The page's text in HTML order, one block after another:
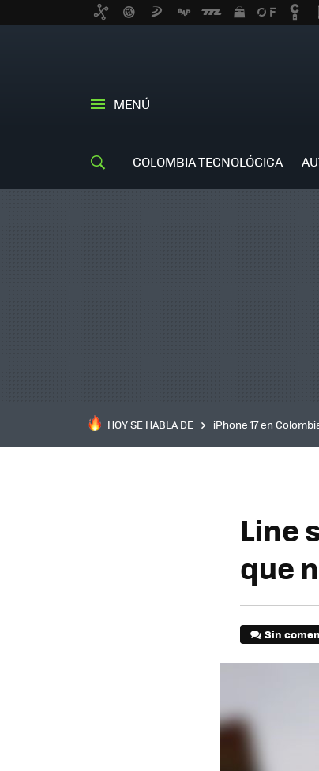
MENÚ
COLOMBIA TECNOLÓGICA
HOY SE HABLA DE iPhone 17 en
inteligente
IA
Line
que
Sin